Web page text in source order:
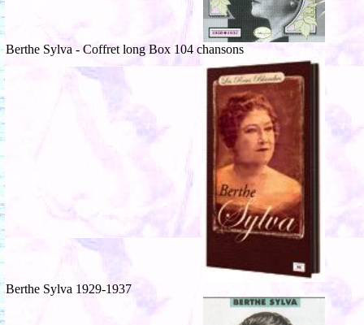
Berthe Sylva - Coffret long Box 104 chansons
Berthe Sylva 1929-1937